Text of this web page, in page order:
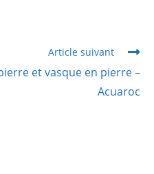
Article suivant
et vasque en pierre –
Acuaroc